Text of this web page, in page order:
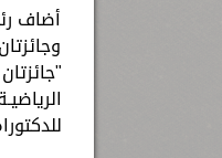
أضاف